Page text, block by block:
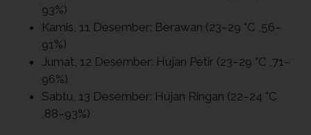
93%)
Kamis, 11 Desember: Berawan (23–29 °C ,56–
91%)
Jumat, 12 Desember: Hujan Petir (23–29 °C ,71–
96%)
Sabtu, 13 Desember: Hujan Ringan (22–24 °C
,88–93%)